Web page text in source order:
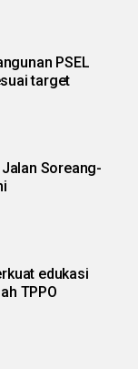
PSEL
target
edukasi
TPPO